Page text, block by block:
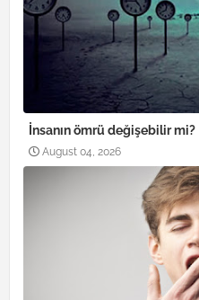
İnsanın ömrü değişebilir mi?
August 04, 2026